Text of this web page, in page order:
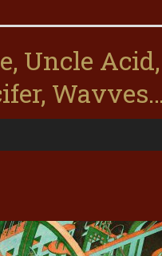
Uncle Acid,